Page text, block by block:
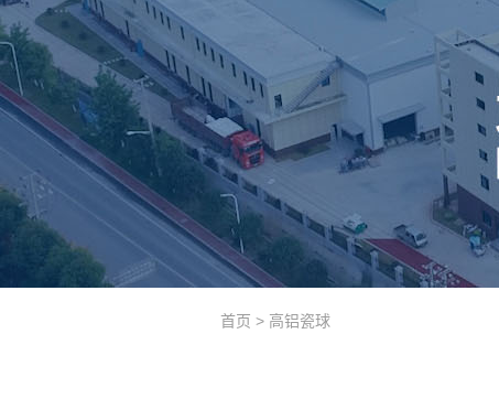
首页 > 高铝瓷球